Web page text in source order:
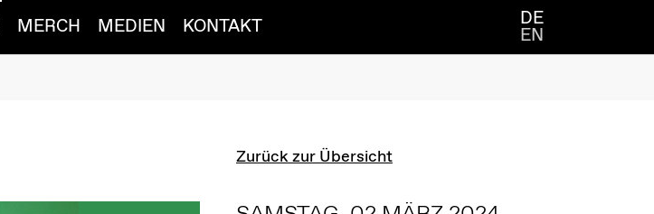
MERCH MEDIEN KONTAKT DE
EN
Zurück zur Übersicht